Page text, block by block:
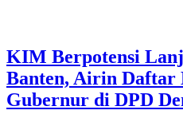
KIM Berpotensi
Banten, Airin Daftar
Gubernur di DPD